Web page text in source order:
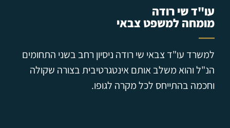
עו"ד שי רודה
מומחה למשפט צבאי
למשרד עו"ד צבאי שי רודה ניסיון רחב בשני התחומים
הנ"ל והוא משלב אותם אינטגרטיבית בצורה שקולה
וחכמה בהתייחס לכל מקרה לגופו.